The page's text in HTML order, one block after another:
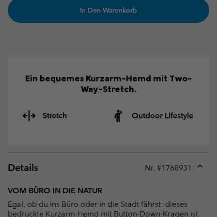
In Den Warenkorb
Ein bequemes Kurzarm-Hemd mit Two-
Way-Stretch.
Stretch Outdoor Lifestyle
Details Nr. #1768931
VOM BÜRO IN DIE NATUR
Egal, ob du ins Büro oder in die Stadt fährst: dieses
bedruckte Kurzarm-Hemd mit Button-Down-Kragen ist